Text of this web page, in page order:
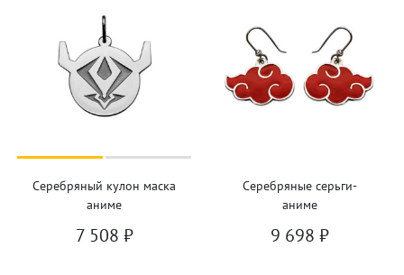
Серебряный кулон маска
аниме
7 508 ₽
Серебряные серьги-
аниме
9 698 ₽